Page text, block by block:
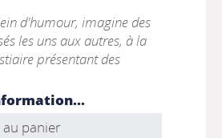
d'humour, imagine des
les uns aux autres, à la
présentant des
panier